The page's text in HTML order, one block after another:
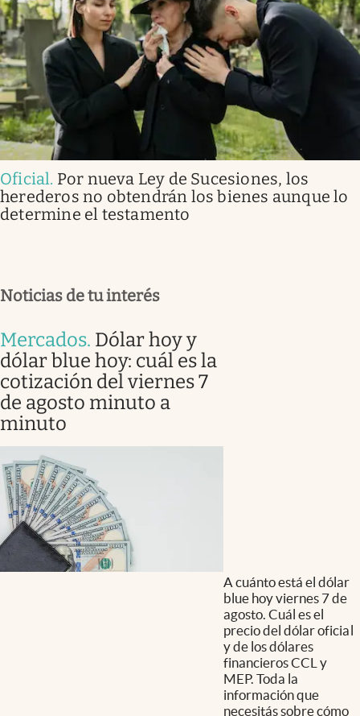
Oficial. Por nueva Ley de Sucesiones, los
herederos no obtendrán los bienes aunque lo
determine el testamento
Noticias de tu interés
Mercados. Dólar hoy y
dólar blue hoy: cuál es la
cotización del viernes 7
de agosto minuto a
minuto
A cuánto está el dólar
blue hoy viernes 7 de
agosto. Cuál es el
precio del dólar oficial
y de los dólares
financieros CCL y
MEP. Toda la
información que
necesitás sobre cómo